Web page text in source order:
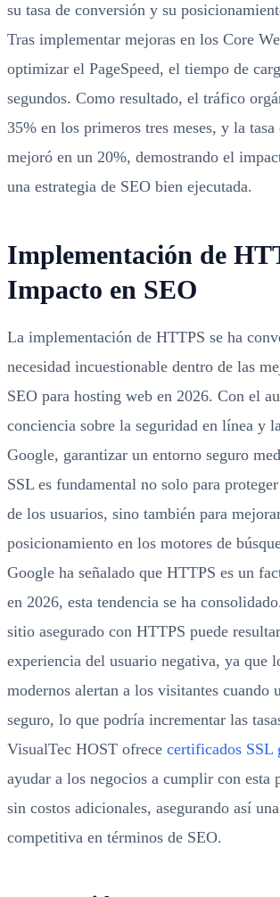
su tasa de conversión y su
Tras implementar mejoras en los Core
optimizar el PageSpeed, el tiempo de
segundos. Como resultado, el tráfico
35% en los primeros tres meses, y la
mejoró en un 20%, demostrando el
una estrategia de SEO bien ejecutada.
Implementación de
Impacto en SEO
La implementación de HTTPS se ha
necesidad incuestionable dentro de las
SEO para hosting web en 2026. Con el
conciencia sobre la seguridad en línea y
Google, garantizar un entorno seguro
SSL es fundamental no solo para
de los usuarios, sino también para
posicionamiento en los motores de
Google ha señalado que HTTPS es un
en 2026, esta tendencia se ha
sitio asegurado con HTTPS puede
experiencia del usuario negativa, ya que
modernos alertan a los visitantes cuando
seguro, lo que podría incrementar las
VisualTec HOST ofrece certificados SSL
ayudar a los negocios a cumplir con esta
sin costos adicionales, asegurando así
competitiva en términos de SEO.